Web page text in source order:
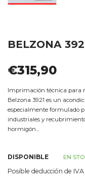
BELZONA
€315,90
Imprimación técnica para
Belzona 3921 es un
especialmente formulado
industriales y
hormigón...
DISPONIBLE EN
Posible deducción de IVA